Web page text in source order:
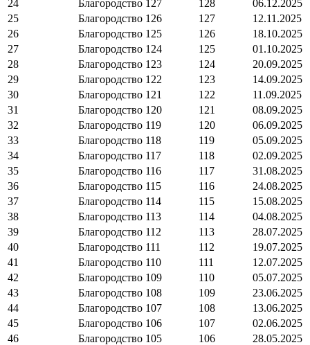
24 Благородство 127 128
06.12.2025
25
Благородство 126 127
12.11.2025
26
Благородство 125 126
18.10.2025
27
Благородство 124 125
01.10.2025
28
Благородство 123 124
20.09.2025
29
Благородство 122 123
14.09.2025
30
Благородство 121 122
11.09.2025
31
Благородство 120 121
08.09.2025
32
Благородство 119 120
06.09.2025
33
Благородство 118 119
05.09.2025
34
Благородство 117 118
02.09.2025
35
Благородство 116 117
31.08.2025
36
Благородство 115 116
24.08.2025
37
Благородство 114 115
15.08.2025
38
Благородство 113 114
04.08.2025
39
Благородство 112 113
28.07.2025
40
Благородство 111 112
19.07.2025
41
Благородство 110 111
12.07.2025
42
Благородство 109 110
05.07.2025
43
Благородство 108 109
23.06.2025
44
Благородство 107 108
13.06.2025
45
Благородство 106 107
02.06.2025
46
Благородство 105 106
28.05.2025